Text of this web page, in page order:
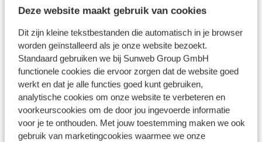
Deze website maakt gebruik van cookies
Dit zijn kleine tekstbestanden die automatisch in je browser
worden geïnstalleerd als je onze website bezoekt.
Standaard gebruiken we bij Sunweb Group GmbH
functionele cookies die ervoor zorgen dat de website goed
werkt en dat je alle functies goed kunt gebruiken,
analytische cookies om onze website te verbeteren en
voorkeurscookies om de door jou ingevoerde informatie
voor je te onthouden. Met jouw toestemming maken we ook
gebruik van marketingcookies waarmee we onze
Andere accommodaties in Kreta
Appartementen Elounda Colour
Hotel Minois Boutique - adults only
Aparthotel Alkionides Seaside